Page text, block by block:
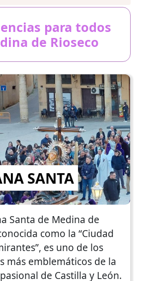
para todos
de Rioseco
SANTA
Santa de Medina de
como la “Ciudad
es uno de los
más emblemáticos de la
de Castilla y León.